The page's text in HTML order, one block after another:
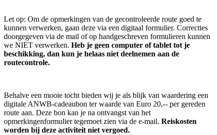
Let op: Om de opmerkingen van de gecontroleerde route goed te
kunnen verwerken, gaan deze via een digitaal formulier. Correcties
doorgegeven via de mail of op handgeschreven formulieren kunnen
we NIET verwerken. Heb je geen computer of tablet tot je
beschikking, dan kun je helaas niet deelnemen aan de
routecontrole.
Behalve een mooie tocht bieden wij je als blijk van waardering een
digitale ANWB-cadeaubon ter waarde van Euro 20,-- per gereden
route aan. Deze bon kan je na ontvangst van het
opmerkingenformulier tegemoet zien via de e-mail. Reiskosten
worden bij deze activiteit niet vergoed.